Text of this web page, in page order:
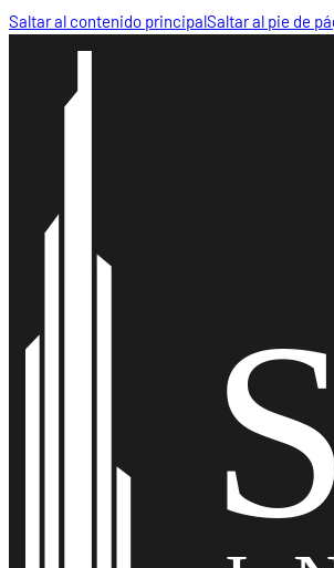
Saltar al contenido principalSaltar al pie de